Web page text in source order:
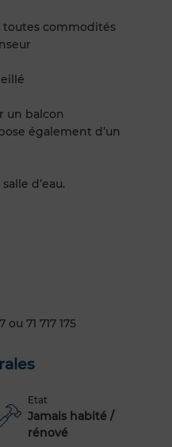
commodités
un balcon
également d’un
d’eau.
71 717 175
Etat
Jamais habité /
rénové